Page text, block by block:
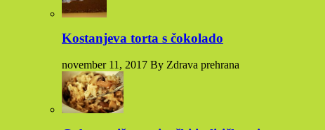
Kostanjeva torta s čokolado
november 11, 2017 By Zdrava prehrana